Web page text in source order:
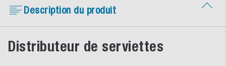
Description du produit
Distributeur de serviettes